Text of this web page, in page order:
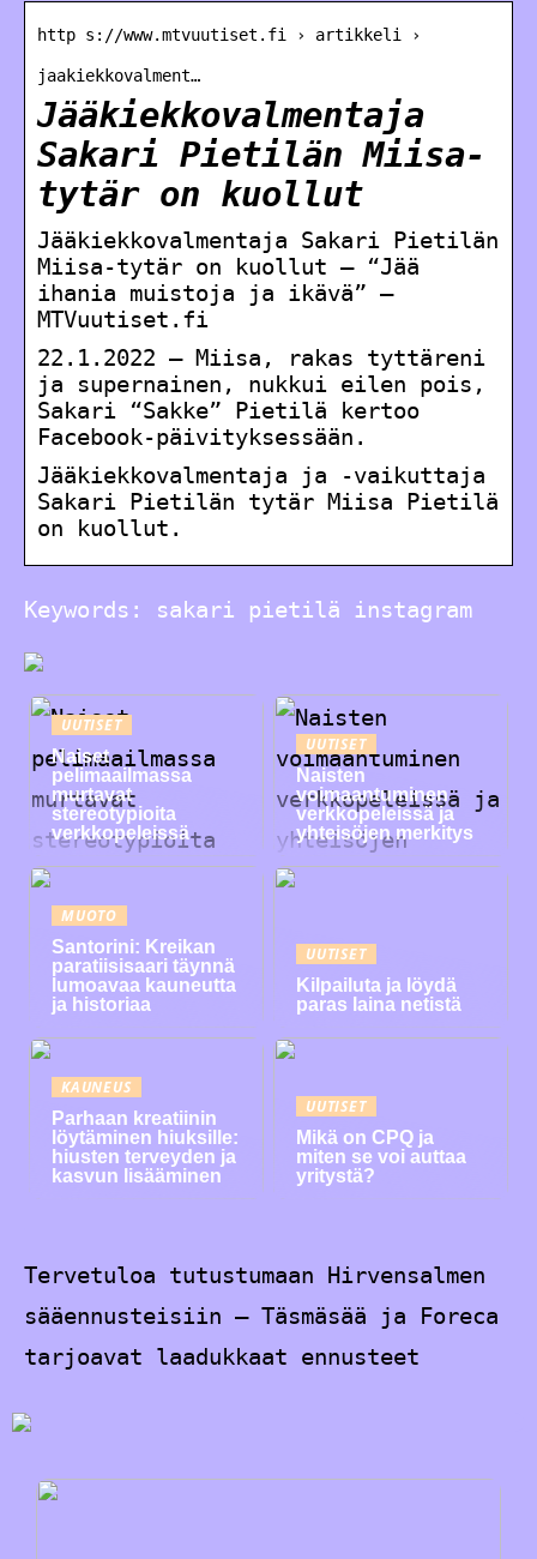
http s://www.mtvuutiset.fi › artikkeli ›
jaakiekkovalment…
Jääkiekkovalmentaja
Sakari Pietilän Miisa-
tytär on kuollut
Jääkiekkovalmentaja Sakari Pietilän
Miisa-tytär on kuollut – “Jää
ihania muistoja ja ikävä” –
MTVuutiset.fi
22.1.2022 — Miisa, rakas tyttäreni
ja supernainen, nukkui eilen pois,
Sakari “Sakke” Pietilä kertoo
Facebook-päivityksessään.
Jääkiekkovalmentaja ja -vaikuttaja
Sakari Pietilän tytär Miisa Pietilä
on kuollut.
Keywords: sakari pietilä instagram
UUTISET
Naiset
pelimaailmassa
murtavat
stereotypioita
verkkopeleissä
UUTISET
Naisten
voimaantuminen
verkkopeleissä ja
yhteisöjen merkitys
MUOTO
Santorini: Kreikan
paratiisisaari täynnä
lumoavaa kauneutta
ja historiaa
UUTISET
Kilpailuta ja löydä
paras laina netistä
KAUNEUS
Parhaan kreatiinin
löytäminen hiuksille:
hiusten terveyden ja
kasvun lisääminen
UUTISET
Mikä on CPQ ja
miten se voi auttaa
yritystä?
Tervetuloa tutustumaan Hirvensalmen
sääennusteisiin – Täsmäsää ja Foreca
tarjoavat laadukkaat ennusteet